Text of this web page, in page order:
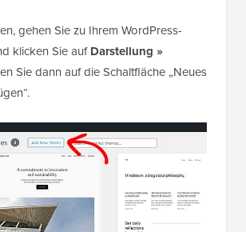
gehen Sie zu Ihrem WordPress-
klicken Sie aufDarstellung »
Sie dann auf die Schaltfläche „Neues